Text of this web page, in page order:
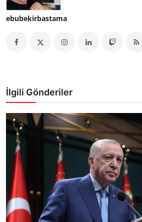
ebubekirbastama
İlgili Gönderiler